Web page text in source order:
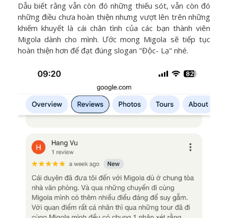
Dẫu biết rằng vẫn còn đó những thiếu sót, vẫn còn đó
những điều chưa hoàn thiện nhưng vượt lên trên những
khiếm khuyết là cái chân tình của các bạn thành viên
Migola dành cho mình. Ước mong Migola sẽ tiếp tục
hoàn thiện hơn để đạt đúng slogan "Độc- Lạ" nhé.